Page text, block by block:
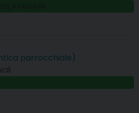
parrocchiale)